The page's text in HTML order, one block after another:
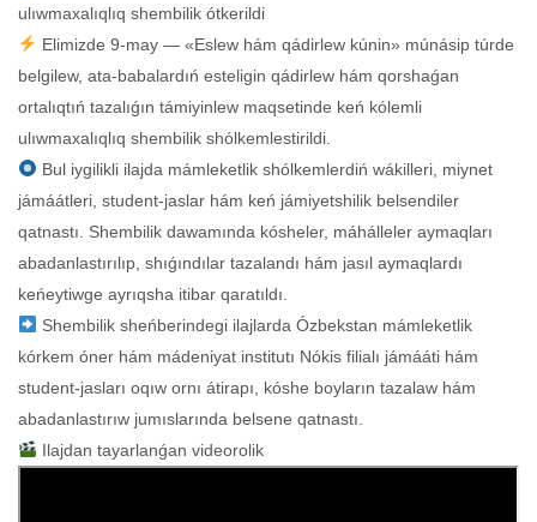
ulıwmaxalıqlıq shembilik ótkerildi
Elimizde 9-may — «Eslew hám qádirlew kúnin» múnásip túrde
belgilew, ata-babalardıń esteligin qádirlew hám qorshaǵan
ortalıqtıń tazalıǵın támiyinlew maqsetinde keń kólemli
ulıwmaxalıqlıq shembilik shólkemlestirildi.
Bul iygilikli ilajda mámleketlik shólkemlerdiń wákilleri, miynet
jámáátleri, student-jaslar hám keń jámiyetshilik belsendiler
qatnastı. Shembilik dawamında kósheler, máhálleler aymaqları
abadanlastırılıp, shıǵındılar tazalandı hám jasıl aymaqlardı
keńeytiwge ayrıqsha itibar qaratıldı.
Shembilik sheńberindegi ilajlarda Ózbekstan mámleketlik
kórkem óner hám mádeniyat institutı Nókis filialı jámááti hám
student-jasları oqıw ornı átirapı, kóshe boyların tazalaw hám
abadanlastırıw jumıslarında belsene qatnastı.
Ilajdan tayarlanǵan videorolik